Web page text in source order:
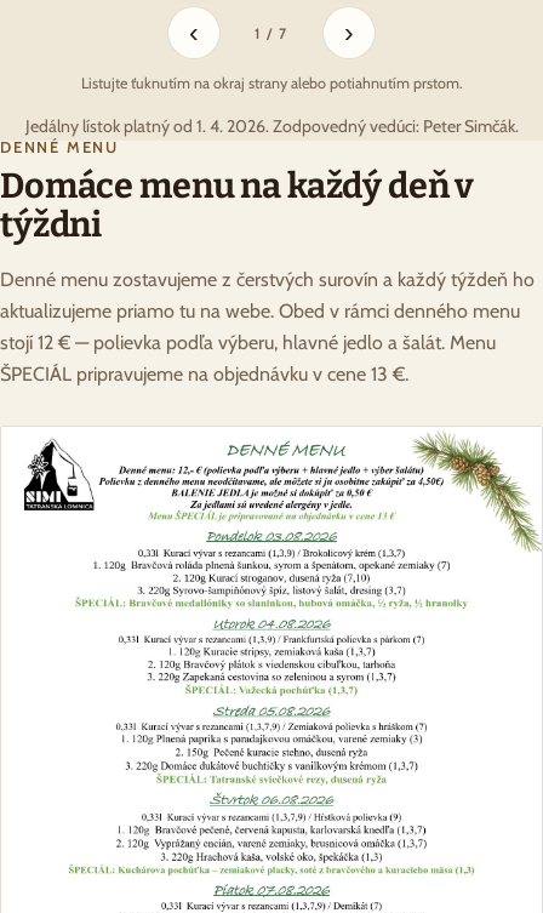
‹ 1 / 7 ›
Listujte ťuknutím na okraj strany alebo potiahnutím prstom.
Jedálny lístok platný od 1. 4. 2026. Zodpovedný vedúci: Peter Simčák.
DENNÉ MENU
Domáce menu na každý deň v
týždni
Denné menu zostavujeme z čerstvých surovín a každý týždeň ho
aktualizujeme priamo tu na webe. Obed v rámci denného menu
stojí 12 € — polievka podľa výberu, hlavné jedlo a šalát. Menu
ŠPECIÁL pripravujeme na objednávku v cene 13 €.